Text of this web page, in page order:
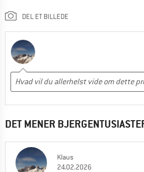
DEL ET BILLEDE
DET MENER
Klaus
24.02.2026